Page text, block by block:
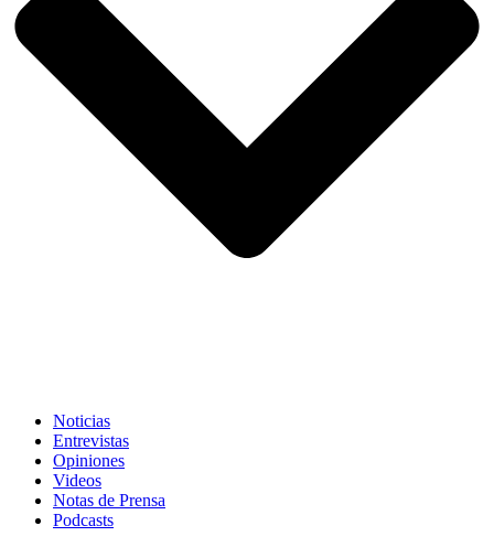
Noticias
Entrevistas
Opiniones
Videos
Notas de Prensa
Podcasts